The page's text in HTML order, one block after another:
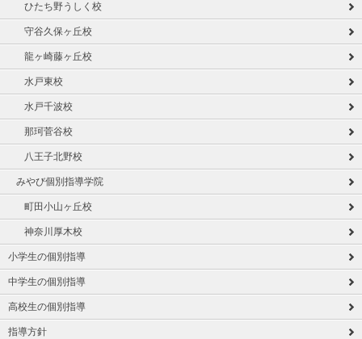
ひたち野うしく校
守谷久保ヶ丘校
龍ヶ崎藤ヶ丘校
水戸東校
水戸千波校
那珂菅谷校
八王子北野校
みやび個別指導学院
町田小山ヶ丘校
神奈川厚木校
小学生の個別指導
中学生の個別指導
高校生の個別指導
指導方針